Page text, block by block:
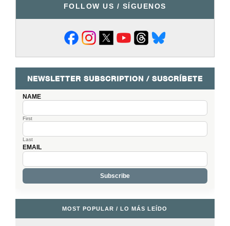
FOLLOW US / SÍGUENOS
NEWSLETTER SUBSCRIPTION / SUSCRÍBETE
NAME
First
Last
EMAIL
MOST POPULAR / LO MÁS LEÍDO